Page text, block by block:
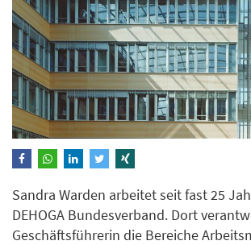
Sandra Warden arbeitet seit fast 25
DEHOGA Bundesverband. Dort
Geschäftsführerin die Bereiche